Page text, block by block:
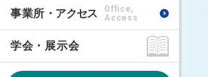
事業所 ・アクセス
Office,
Access
学会・展示会